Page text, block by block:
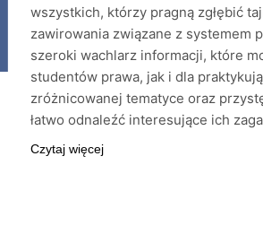
wszystkich, którzy pragną zgłębić
zawirowania związane z systemem
szeroki wachlarz informacji, które
studentów prawa, jak i dla
zróżnicowanej tematyce oraz
łatwo odnaleźć interesujące ich
Czytaj więcej